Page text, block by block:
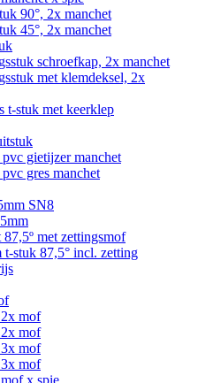
90°, 2x manchet
45°, 2x manchet
schroefkap, 2x manchet
met klemdeksel, 2x
t-stuk met keerklep
gietijzer manchet
gres manchet
SN8
met zettingsmof
t-stuk 87,5° incl. zetting
mof
mof
mof
mof
x spie